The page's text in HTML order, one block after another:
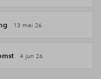
13 mei 26
4 jun 26